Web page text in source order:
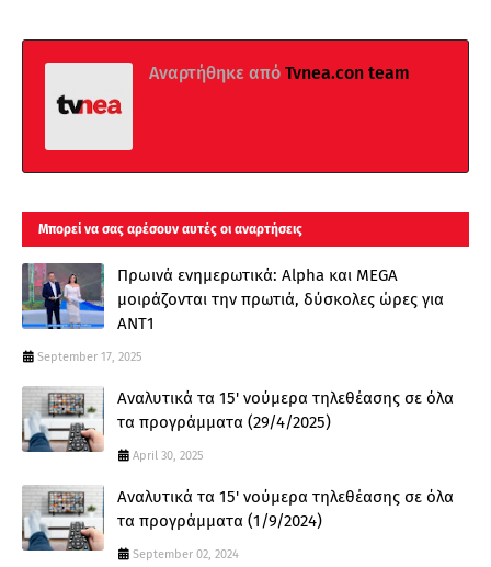
Αναρτήθηκε από Tvnea.con team
Μπορεί να σας αρέσουν αυτές οι αναρτήσεις
Πρωινά ενημερωτικά: Alpha και MEGA
μοιράζονται την πρωτιά, δύσκολες ώρες για
ΑΝΤ1
September 17, 2025
Αναλυτικά τα 15' νούμερα τηλεθέασης σε όλα
τα προγράμματα (29/4/2025)
April 30, 2025
Αναλυτικά τα 15' νούμερα τηλεθέασης σε όλα
τα προγράμματα (1/9/2024)
September 02, 2024